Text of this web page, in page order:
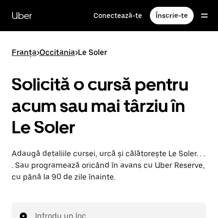
direct
conținutul
principal
Uber Conectează-te Înscrie-te
Franța>Occitania>Le Soler
Solicită o cursă pentru
acum sau mai târziu în
Le Soler
Adaugă detaliile cursei, urcă și călătorește Le Soler. . .
. Sau programează oricând în avans cu Uber Reserve,
cu până la 90 de zile înainte.
Introdu un loc